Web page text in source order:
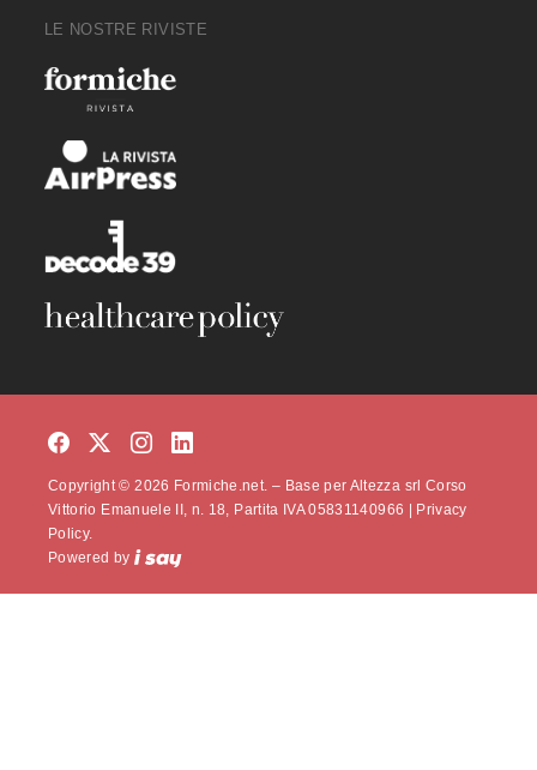
LE NOSTRE RIVISTE
Copyright © 2026 Formiche.net. – Base per Altezza srl Corso
Vittorio Emanuele II, n. 18, Partita IVA 05831140966 | Privacy
Policy.
Powered by